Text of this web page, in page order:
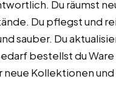
Du räumst
Du pflegst und
sauber. Du
bestellst du
Kollektionen